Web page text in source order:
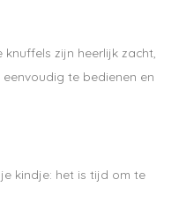
Abonneer
zijn heerlijk zacht,
te bedienen en
kindje: het is tijd om te